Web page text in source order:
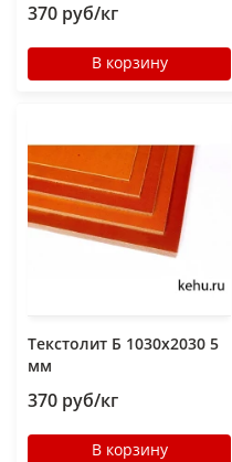
370 руб/кг
В корзину
Текстолит Б 1030х2030 5
мм
370 руб/кг
В корзину